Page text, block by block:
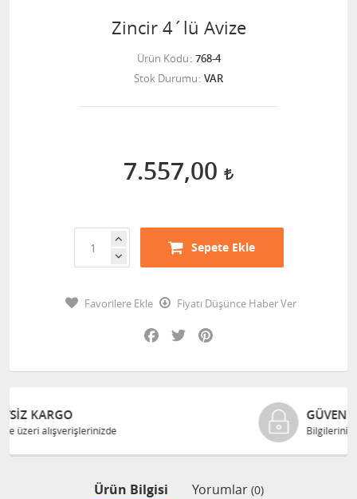
Zincir 4´lü Avize
Ürün Kodu 768-4
Stok Durumu VAR
7.557,00
Sepete Ekle
Favorilere Ekle
Fiyatı Düşünce Haber Ver
Facebook
Twitter
GÜVENLI ALIŞVERIŞ
Bilgileriniz 128 Bit SSL ile güvende
Ürün Bilgisi Yorumlar (0)